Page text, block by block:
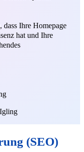
Ihre Homepage
hat und Ihre
(SEO)